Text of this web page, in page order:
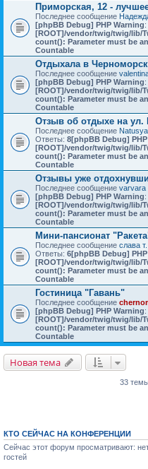
Приморская, 12 -
Последнее сообщение
[phpBB Debug] PHP Warning
[ROOT]/vendor/twig/twig/lib/
count(): Parameter must be
Countable
Отдыхала в
Последнее сообщение
[phpBB Debug] PHP Warning
[ROOT]/vendor/twig/twig/lib/
count(): Parameter must be
Countable
Отзыв об отдыхе на ул.
Последнее сообщение Natusya
Ответы: 8[phpBB Debug]
[ROOT]/vendor/twig/twig/lib/
count(): Parameter must be
Countable
Отзывы уже
Последнее сообщение varvara
[phpBB Debug] PHP Warning
[ROOT]/vendor/twig/twig/lib/
count(): Parameter must be
Countable
Мини-пансионат
Последнее сообщение слава т.
Ответы: 6[phpBB Debug]
[ROOT]/vendor/twig/twig/lib/
count(): Parameter must be
Countable
Гостиница "Гавань"
Последнее сообщение
[phpBB Debug] PHP Warning
[ROOT]/vendor/twig/twig/lib/
count(): Parameter must be
Countable
Новая тема
33
КТО СЕЙЧАС НА КОНФЕРЕНЦИИ
Сейчас этот форум просматривают:
гостей